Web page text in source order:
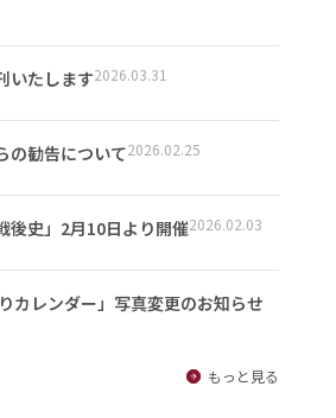
いたします2026.03.31
の勧告について2026.02.25
後史」2月10日より開催2026.02.03
カレンダー」写真変更のお知らせ
もっと見る